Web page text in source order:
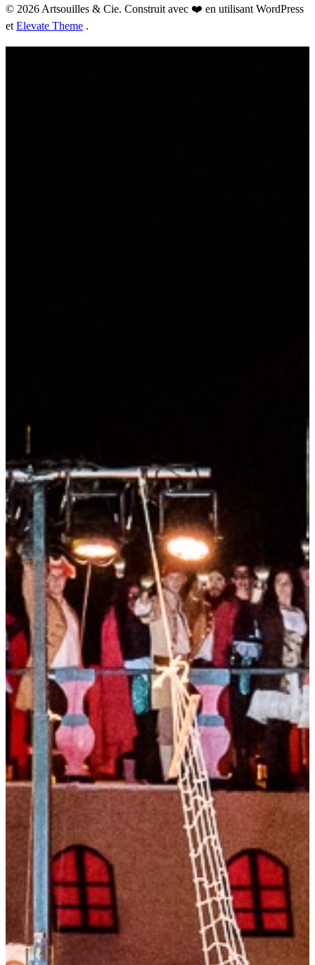
© 2026 Artsouilles & Cie. Construit avec ❤️ en utilisant WordPress
et Elevate Theme .